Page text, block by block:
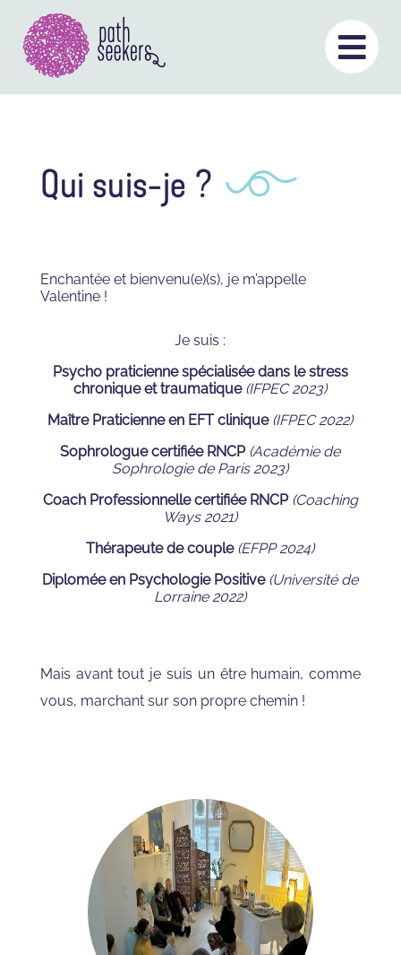
contenu

Qui suis-je ?
Enchantée et bienvenu(e)(s), je m’appelle
Valentine !
Je suis :
Psycho praticienne spécialisée dans le stress
chronique et traumatique (IFPEC 2023)
Maître Praticienne en EFT clinique (IFPEC 2022)
Sophrologue certifiée RNCP (Académie de
Sophrologie de Paris 2023)
Coach Professionnelle certifiée RNCP (Coaching
Ways 2021)
Thérapeute de couple (EFPP 2024)
Diplomée en Psychologie Positive (Université de
Lorraine 2022)
Mais avant tout je suis un être humain, comme
vous, marchant sur son propre chemin !